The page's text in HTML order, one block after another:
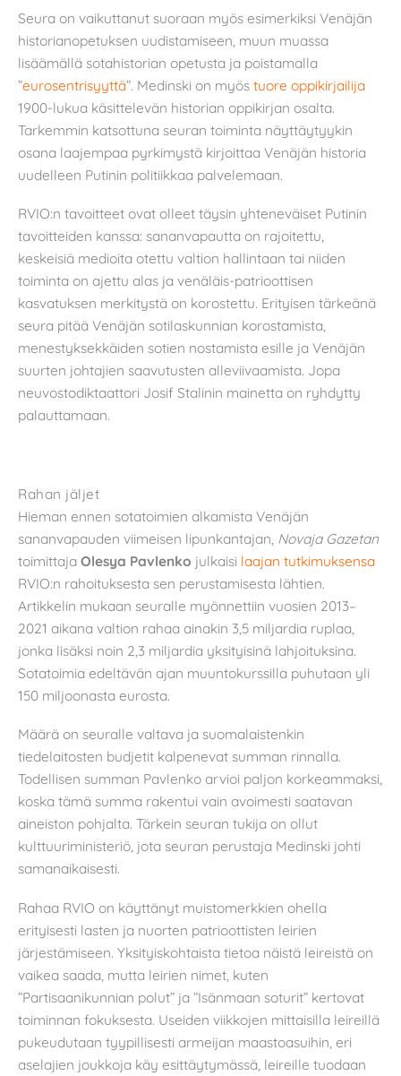
Seura on vaikuttanut suoraan myös esimerkiksi Venäjän
historianopetuksen uudistamiseen, muun muassa
lisäämällä sotahistorian opetusta ja poistamalla
”eurosentrisyyttä”. Medinski on myös tuore oppikirjailija
1900-lukua käsittelevän historian oppikirjan osalta.
Tarkemmin katsottuna seuran toiminta näyttäytyykin
osana laajempaa pyrkimystä kirjoittaa Venäjän historia
uudelleen Putinin politiikkaa palvelemaan.
RVIO:n tavoitteet ovat olleet täysin yhteneväiset Putinin
tavoitteiden kanssa: sananvapautta on rajoitettu,
keskeisiä medioita otettu valtion hallintaan tai niiden
toiminta on ajettu alas ja venäläis-patrioottisen
kasvatuksen merkitystä on korostettu. Erityisen tärkeänä
seura pitää Venäjän sotilaskunnian korostamista,
menestyksekkäiden sotien nostamista esille ja Venäjän
suurten johtajien saavutusten alleviivaamista. Jopa
neuvostodiktaattori Josif Stalinin mainetta on ryhdytty
palauttamaan.
Rahan jäljet
Hieman ennen sotatoimien alkamista Venäjän
sananvapauden viimeisen lipunkantajan, Novaja Gazetan
toimittaja Olesya Pavlenko julkaisi laajan tutkimuksensa
RVIO:n rahoituksesta sen perustamisesta lähtien.
Artikkelin mukaan seuralle myönnettiin vuosien 2013–
2021 aikana valtion rahaa ainakin 3,5 miljardia ruplaa,
jonka lisäksi noin 2,3 miljardia yksityisinä lahjoituksina.
Sotatoimia edeltävän ajan muuntokurssilla puhutaan yli
150 miljoonasta eurosta.
Määrä on seuralle valtava ja suomalaistenkin
tiedelaitosten budjetit kalpenevat summan rinnalla.
Todellisen summan Pavlenko arvioi paljon korkeammaksi,
koska tämä summa rakentui vain avoimesti saatavan
aineiston pohjalta. Tärkein seuran tukija on ollut
kulttuuriministeriö, jota seuran perustaja Medinski johti
samanaikaisesti.
Rahaa RVIO on käyttänyt muistomerkkien ohella
erityisesti lasten ja nuorten patrioottisten leirien
järjestämiseen. Yksityiskohtaista tietoa näistä leireistä on
vaikea saada, mutta leirien nimet, kuten
”Partisaanikunnian polut” ja ”Isänmaan soturit” kertovat
toiminnan fokuksesta. Useiden viikkojen mittaisilla leireillä
pukeudutaan tyypillisesti armeijan maastoasuihin, eri
aselajien joukkoja käy esittäytymässä, leireille tuodaan